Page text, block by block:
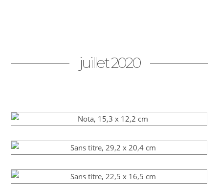
juillet 2020